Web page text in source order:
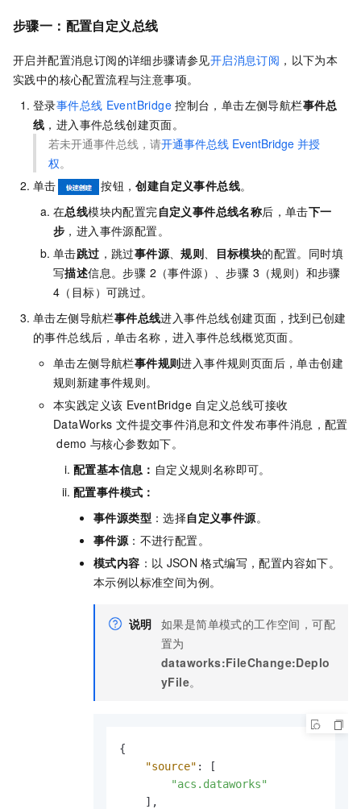
步骤一：配置自定义总线
开启并配置消息订阅的详细步骤请参见开启消息订阅 ，以下为本
实践中的核心配置流程与注意事项。
登录事件总线 EventBridge 控制台，单击左侧导航栏事件总
线 ，进入事件总线创建页面。
若未开通事件总线，请开通事件总线 EventBridge 并授
权。
单击
按钮，创建自定义事件总线。
在总线模块内配置完自定义事件总线名称后，单击下一
步 ，进入事件源配置。
单击跳过 ，跳过事件源 、规则 目标模块的配置。同时填
写描述信息。步骤 2（事件源）、步骤 3（规则）和步骤
4（目标）可跳过。
单击左侧导航栏事件总线进入事件总线创建页面，找到已创建
的事件总线后，单击名称，进入事件总线概览页面。
单击左侧导航栏事件规则进入事件规则页面后，单击创建
规则新建事件规则。
本实践定义该 EventBridge 自定义总线可接收
DataWorks 文件提交事件消息和文件发布事件消息，配置
demo 与核心参数如下。
配置基本信息 ： 自定义规则名称即可。
配置事件模式 ：
事件源类型 ：选择自定义事件源。
事件源 ：不进行配置。
模式内容 ：以 JSON 格式编写，配置内容如下。
本示例以标准空间为例。
说明 如果是简单模式的工作空间，可配
置为
dataworks:FileChange:Deplo
yFile。
{
"source" :
[
"acs.dataworks"
] ,